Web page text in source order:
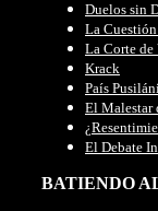
Duelos sin
La
La Corte de
Krack
País
El Malestar
El Debate
BATIENDO